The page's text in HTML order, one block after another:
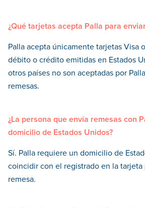
¿Qué tarjetas acepta Palla para
Palla acepta únicamente tarjetas Visa
débito o crédito emitidas en Estados
otros países no son aceptadas por
remesas.
¿La persona que envía remesas con
domicilio de Estados Unidos?
Sí. Palla requiere un domicilio de
coincidir con el registrado en la tarjeta
remesa.